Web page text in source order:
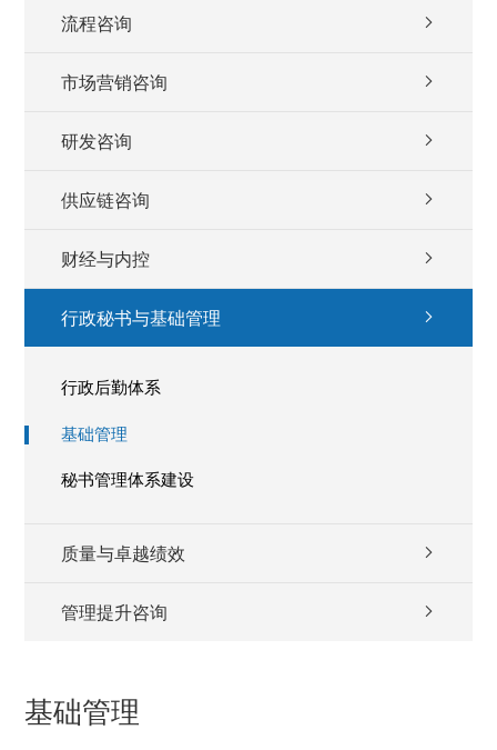
流程咨询
市场营销咨询
研发咨询
供应链咨询
财经与内控
行政秘书与基础管理
行政后勤体系
基础管理
秘书管理体系建设
质量与卓越绩效
管理提升咨询
基础管理